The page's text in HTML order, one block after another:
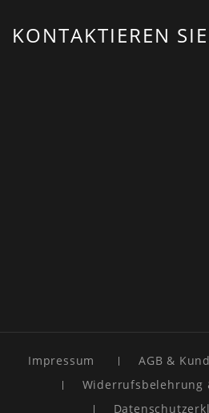
KONTAKTIEREN
Impressum
AGB &
Widerrufsbelehrung